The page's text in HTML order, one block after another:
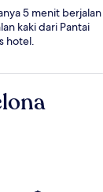
5 menit berjalan
kaki dari Pantai
hotel.